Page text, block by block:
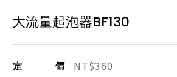
搜尋產品
大流量起泡器BF130
定價
NT$360